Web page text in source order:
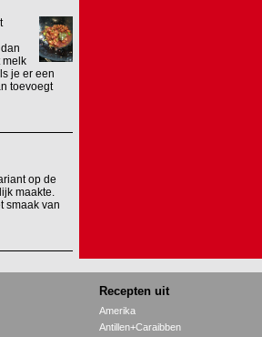
melk
je er een
toevoegt
op de
maakte.
smaak van
Recepten uit
Amerika
Antillen+Caraibben